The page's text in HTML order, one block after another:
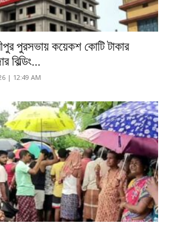
পুরসভায় কয়েকশ কোটি টাকার
বিল্ডিং...
| 12:49 AM